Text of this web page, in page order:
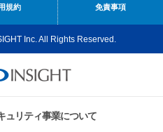
規約 免責事項
Inc. All Rights Reserved.
ュリティ事業について